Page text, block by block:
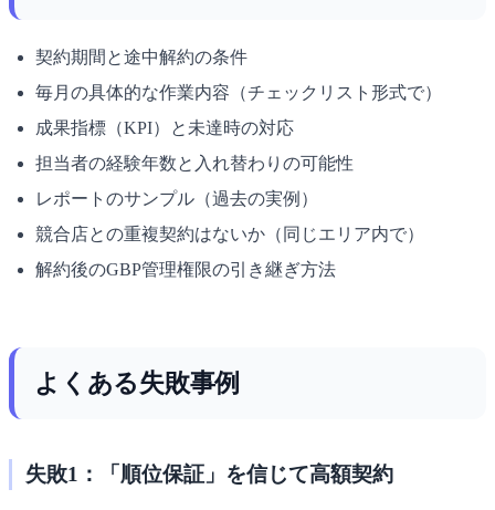
契約期間と途中解約の条件
毎月の具体的な作業内容（チェックリスト形式で）
成果指標（KPI）と未達時の対応
担当者の経験年数と入れ替わりの可能性
レポートのサンプル（過去の実例）
競合店との重複契約はないか（同じエリア内で）
解約後のGBP管理権限の引き継ぎ方法
よくある失敗事例
失敗1：「順位保証」を信じて高額契約